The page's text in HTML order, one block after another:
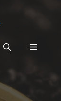
Menu